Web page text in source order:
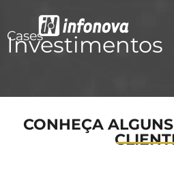
Cases
Investimentos
CONHEÇA